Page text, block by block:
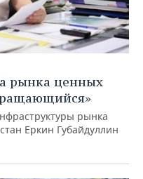
рынка ценных
рынка
Еркин Губайдуллин